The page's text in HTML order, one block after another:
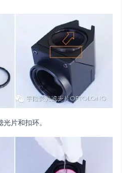
片和扣环。